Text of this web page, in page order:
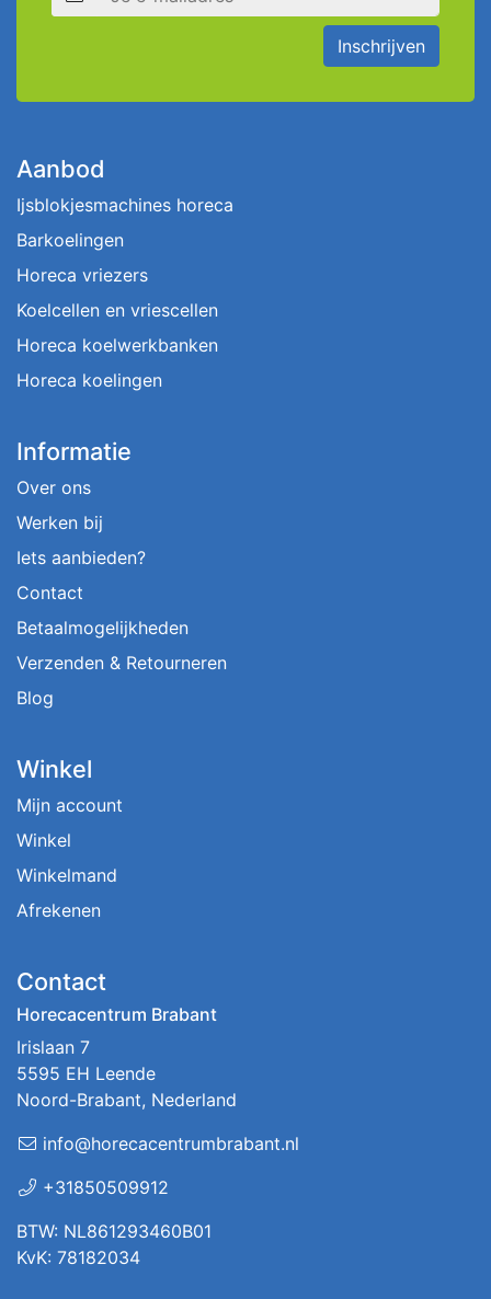
Inschrijven
Aanbod
Ijsblokjesmachines horeca
Barkoelingen
Horeca vriezers
Koelcellen en vriescellen
Horeca koelwerkbanken
Horeca koelingen
Informatie
Over ons
Werken bij
Iets aanbieden?
Contact
Betaalmogelijkheden
Verzenden & Retourneren
Blog
Winkel
Mijn account
Winkel
Winkelmand
Afrekenen
Contact
Horecacentrum Brabant
Irislaan 7
5595 EH Leende
Noord-Brabant, Nederland
info@horecacentrumbrabant.nl
+31850509912
BTW: NL861293460B01
KvK: 78182034